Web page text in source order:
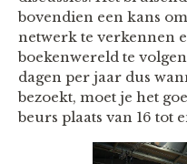
bovendien een kans
netwerk te verkennen
boekenwereld te
dagen per jaar dus
bezoekt, moet je het
beurs plaats van 16 tot